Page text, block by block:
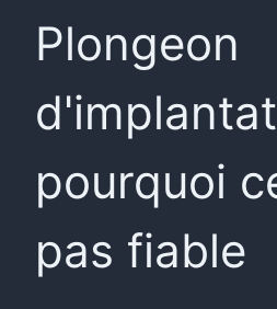
Plongeon
pourquoi
pas fiable